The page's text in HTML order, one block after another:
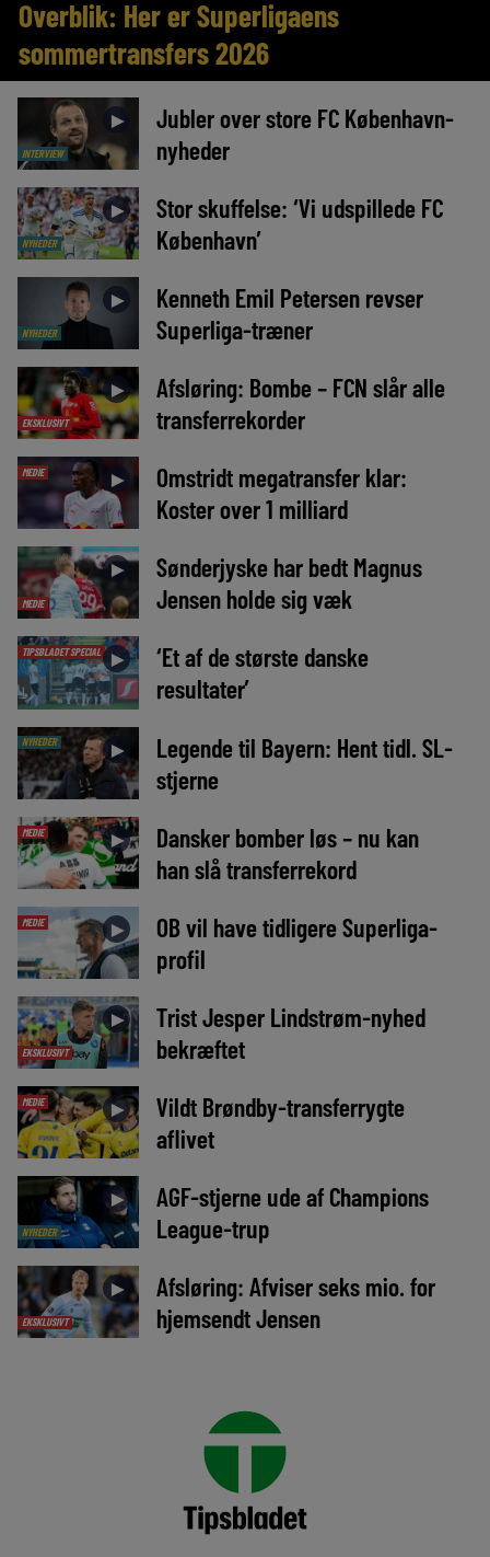
Overblik: Her er Superligaens
sommertransfers 2026
INTERVIEW
►
Jubler over store FC København-
nyheder
NYHEDER
►
Stor skuffelse: ‘Vi udspillede FC
København’
NYHEDER
►
Kenneth Emil Petersen revser
Superliga-træner
EKSKLUSIVT
►
Afsløring: Bombe – FCN slår alle
transferrekorder
MEDIE ►
Omstridt megatransfer klar:
Koster over 1 milliard
MEDIE
►
Sønderjyske har bedt Magnus
Jensen holde sig væk
TIPSBLADET SPECIAL ►
‘Et af de største danske
resultater’
NYHEDER ►
Legende til Bayern: Hent tidl. SL-
stjerne
MEDIE ►
Dansker bomber løs – nu kan
han slå transferrekord
MEDIE ►
OB vil have tidligere Superliga-
profil
EKSKLUSIVT
►
Trist Jesper Lindstrøm-nyhed
bekræftet
MEDIE ►
Vildt Brøndby-transferrygte
aflivet
NYHEDER
►
AGF-stjerne ude af Champions
League-trup
EKSKLUSIVT
►
Afsløring: Afviser seks mio. for
hjemsendt Jensen